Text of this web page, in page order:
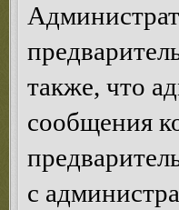
также, что
сообщения
с